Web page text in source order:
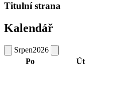
Titulní strana
Kalendář
Srpen2026
Po
Út